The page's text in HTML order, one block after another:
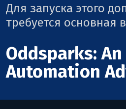
Для запуска этого
требуется основная
Oddsparks: An
Automation